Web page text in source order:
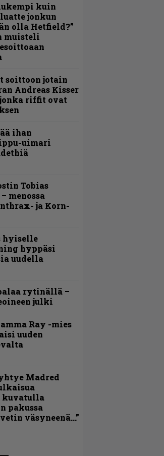
kuin
jonkun
olla Hetfield?”
muisteli
soittoon jotain
Andreas Kisser
jonka riffit ovat
ihan
uimari
Tobias
menossa
ja Korn-
hyiselle
hyppäsi
uudella
rytinällä –
julki
Ray -mies
uuden
Madred
kuvatulla
pakussa
väsyneenä…”